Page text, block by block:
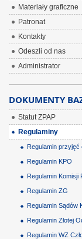
Materiały graficzne
Patronat
Kontakty
Odeszli od nas
Administrator
DOKUMENTY
Statut ZPAP
Regulaminy
Regulamin przyjęć
Regulamin KPO
Regulamin Komisji
Regulamin ZG
Regulamin Sądów
Regulamin Złotej
Regulamin WZ